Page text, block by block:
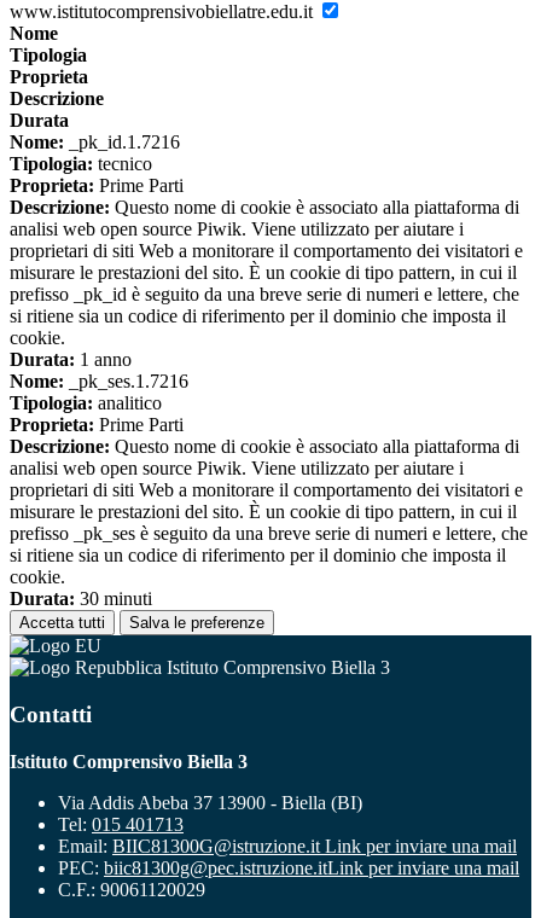
www.istitutocomprensivobiellatre.edu.it
Nome
Tipologia
Proprieta
Descrizione
Durata
Nome: _pk_id.1.7216
Tipologia: tecnico
Proprieta: Prime Parti
Descrizione: Questo nome di cookie è associato alla piattaforma di
analisi web open source Piwik. Viene utilizzato per aiutare i
proprietari di siti Web a monitorare il comportamento dei visitatori e
misurare le prestazioni del sito. È un cookie di tipo pattern, in cui il
prefisso _pk_id è seguito da una breve serie di numeri e lettere, che
si ritiene sia un codice di riferimento per il dominio che imposta il
cookie.
Durata: 1 anno
Nome: _pk_ses.1.7216
Tipologia: analitico
Proprieta: Prime Parti
Descrizione: Questo nome di cookie è associato alla piattaforma di
analisi web open source Piwik. Viene utilizzato per aiutare i
proprietari di siti Web a monitorare il comportamento dei visitatori e
misurare le prestazioni del sito. È un cookie di tipo pattern, in cui il
prefisso _pk_ses è seguito da una breve serie di numeri e lettere, che
si ritiene sia un codice di riferimento per il dominio che imposta il
cookie.
Durata: 30 minuti
Accetta tutti Salva le preferenze
Istituto Comprensivo Biella 3
Contatti
Istituto Comprensivo Biella 3
Via Addis Abeba 37 13900 - Biella (BI)
Tel: 015 401713
Email: BIIC81300G@istruzione.it Link per inviare una mail
PEC: biic81300g@pec.istruzione.itLink per inviare una mail
C.F.: 90061120029